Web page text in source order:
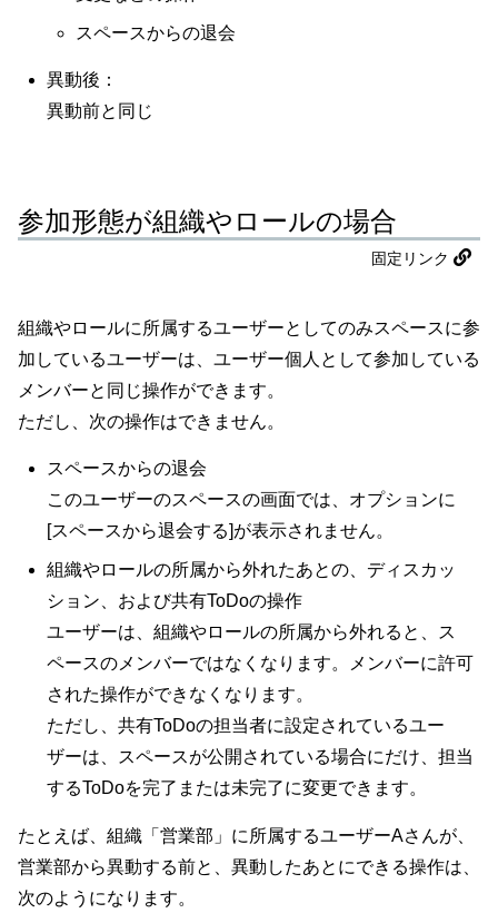
スペースからの退会
異動後：
異動前と同じ
参加形態が組織やロールの場合
固定リンク
組織やロールに所属するユーザーとしてのみスペースに参
加しているユーザーは、ユーザー個人として参加している
メンバーと同じ操作ができます。
ただし、次の操作はできません。
スペースからの退会
このユーザーのスペースの画面では、オプションに
[スペースから退会する]が表示されません。
組織やロールの所属から外れたあとの、ディスカッ
ション、および共有ToDoの操作
ユーザーは、組織やロールの所属から外れると、ス
ペースのメンバーではなくなります。メンバーに許可
された操作ができなくなります。
ただし、共有ToDoの担当者に設定されているユー
ザーは、スペースが公開されている場合にだけ、担当
するToDoを完了または未完了に変更できます。
たとえば、組織「営業部」に所属するユーザーAさんが、
営業部から異動する前と、異動したあとにできる操作は、
次のようになります。